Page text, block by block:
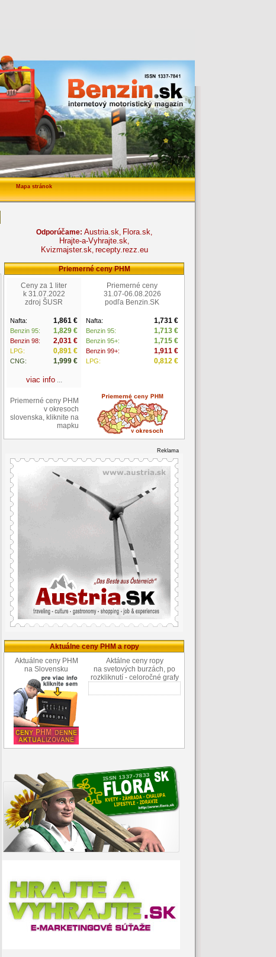
Mapa stránok
Odporúčame: Austria.sk, Flora.sk,
Hrajte-a-Vyhrajte.sk,
Kvizmajster.sk, recepty.rezz.eu
Priemerné ceny PHM
Ceny za 1 liter
k 31.07.2022
zdroj ŠUSR
Nafta: 1,861 €
Benzin 95: 1,829 €
Benzin 98: 2,031 €
LPG: 0,891 €
CNG: 1,999 €
viac info...
Priemerné ceny
31.07-06.08.2026
podľa Benzin.SK
Nafta: 1,731 €
Benzin 95: 1,713 €
Benzin 95+: 1,715 €
Benzin 99+: 1,911 €
LPG: 0,812 €
Priemerné ceny PHM
v okresoch
slovenska, kliknite na
mapku
Reklama
Aktuálne ceny PHM a ropy
Aktuálne ceny PHM
na Slovensku
Aktálne ceny ropy
na svetových burzách, po
rozkliknutí - celoročné grafy